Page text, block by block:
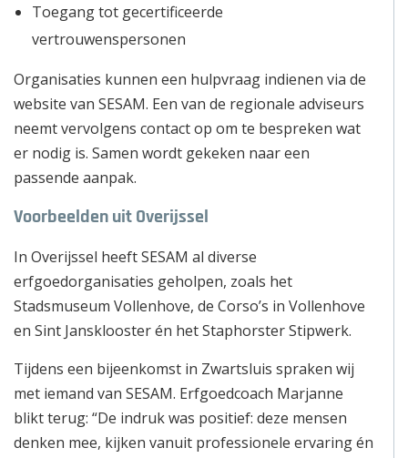
Toegang tot gecertificeerde
vertrouwenspersonen
Organisaties kunnen een hulpvraag indienen via de
website van SESAM. Een van de regionale adviseurs
neemt vervolgens contact op om te bespreken wat
er nodig is. Samen wordt gekeken naar een
passende aanpak.
Voorbeelden uit Overijssel
In Overijssel heeft SESAM al diverse
erfgoedorganisaties geholpen, zoals het
Stadsmuseum Vollenhove, de Corso’s in Vollenhove
en Sint Jansklooster én het Staphorster Stipwerk.
Tijdens een bijeenkomst in Zwartsluis spraken wij
met iemand van SESAM. Erfgoedcoach Marjanne
blikt terug: “De indruk was positief: deze mensen
denken mee, kijken vanuit professionele ervaring én